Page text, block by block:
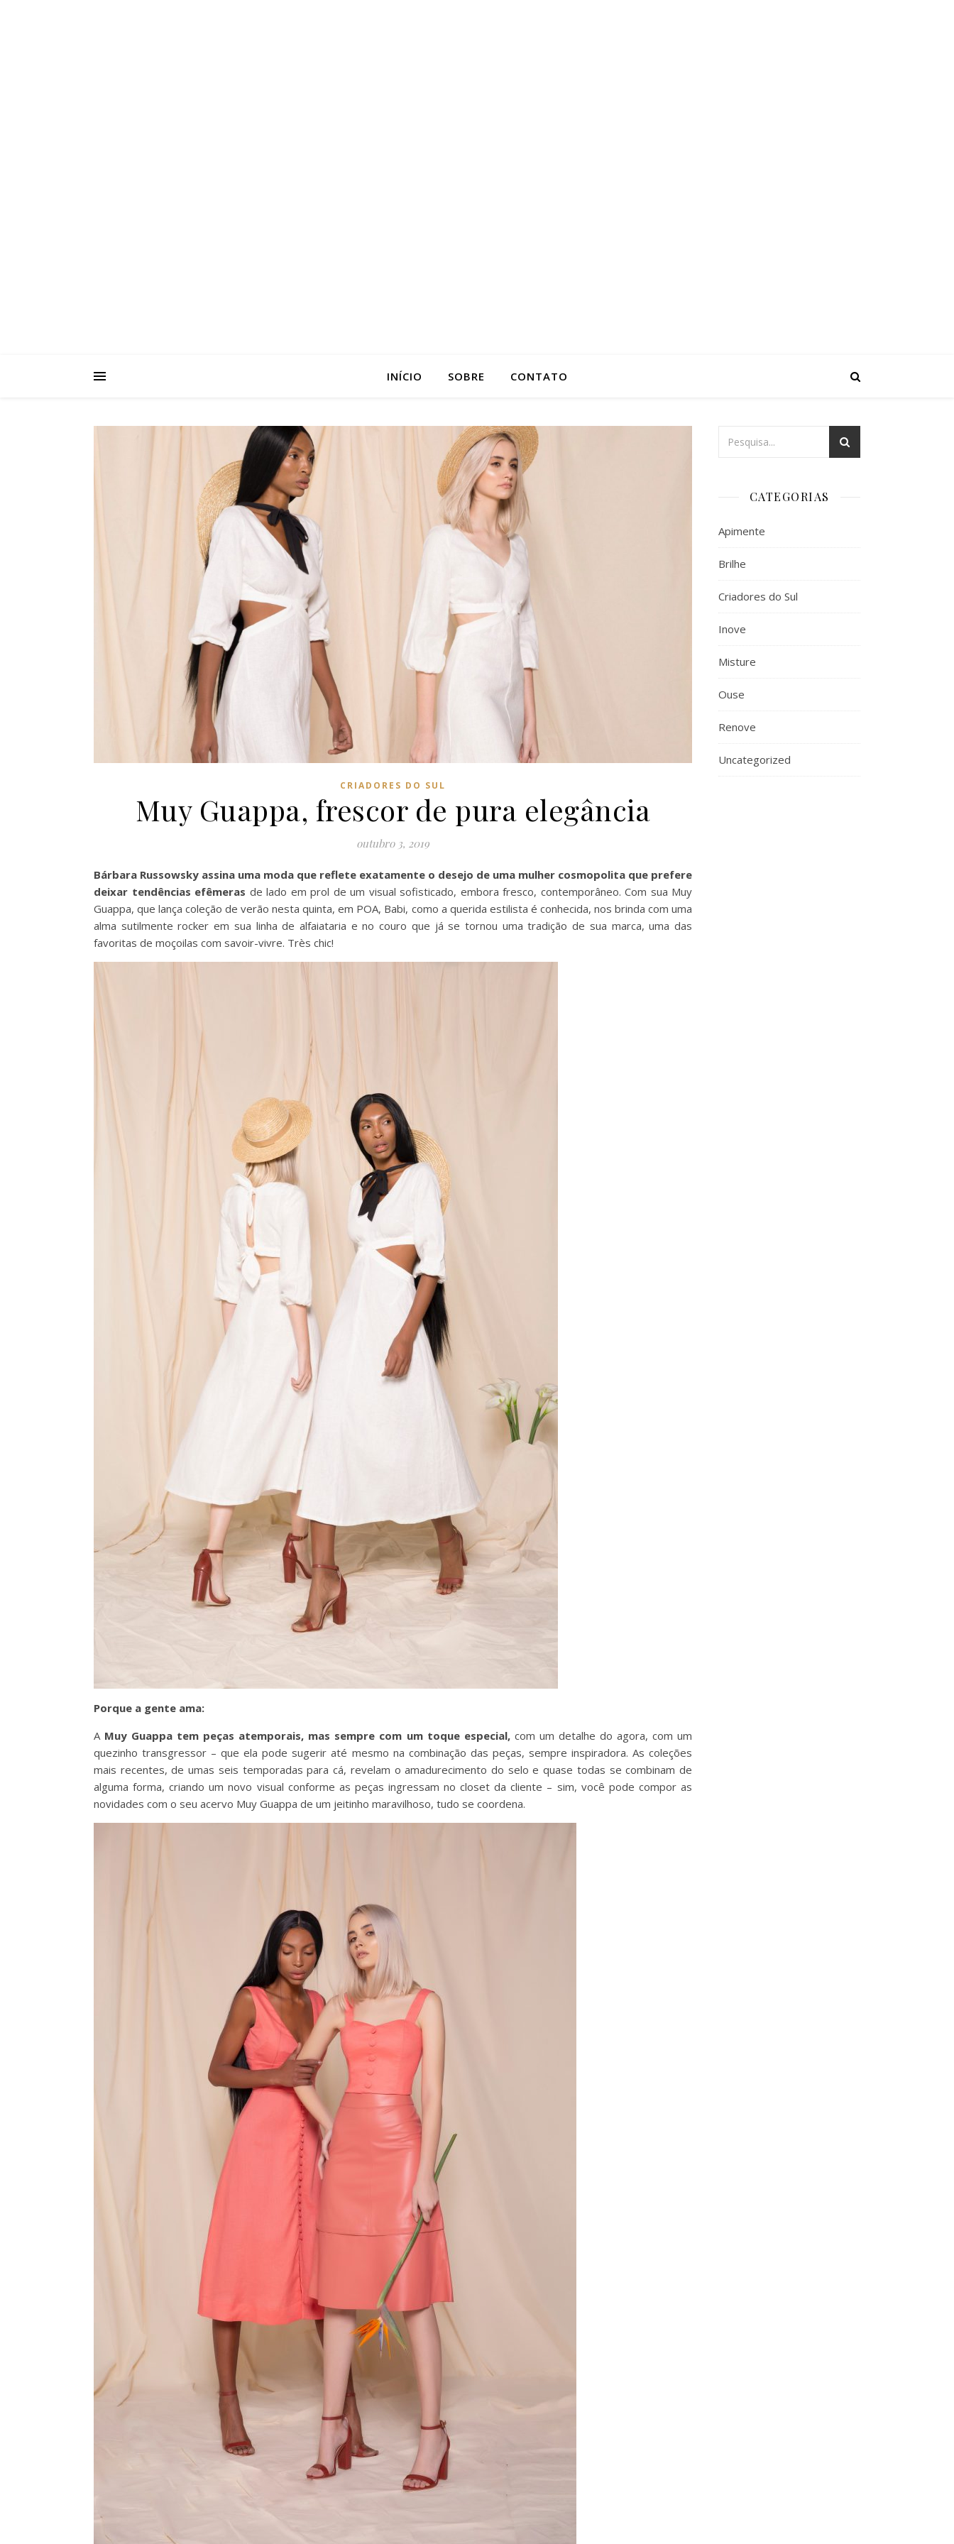
INÍCIO SOBRE CONTATO
CRIADORES DO SUL
Muy Guappa, frescor de pura elegância
outubro 3, 2019
Bárbara Russowsky assina uma moda que reflete exatamente o desejo de uma mulher cosmopolita que prefere
deixar tendências efêmeras de lado em prol de um visual sofisticado, embora fresco, contemporâneo. Com sua Muy
Guappa, que lança coleção de verão nesta quinta, em POA, Babi, como a querida estilista é conhecida, nos brinda com uma
alma sutilmente rocker em sua linha de alfaiataria e no couro que já se tornou uma tradição de sua marca, uma das
favoritas de moçoilas com savoir-vivre. Très chic!
Porque a gente ama:
A Muy Guappa tem peças atemporais, mas sempre com um toque especial,com um detalhe do agora, com um
quezinho transgressor – que ela pode sugerir até mesmo na combinação das peças, sempre inspiradora. As coleções
mais recentes, de umas seis temporadas para cá, revelam o amadurecimento do selo e quase todas se combinam de
alguma forma, criando um novo visual conforme as peças ingressam no closet da cliente – sim, você pode compor as
novidades com o seu acervo Muy Guappa de um jeitinho maravilhoso, tudo se coordena.
CATEGORIAS
Apimente
Brilhe
Criadores do Sul
Inove
Misture
Ouse
Renove
Uncategorized